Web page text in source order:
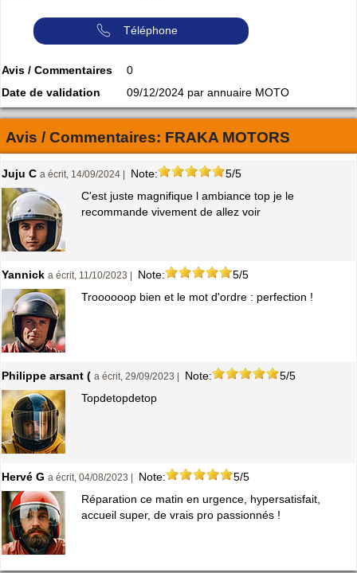
Téléphone
Avis / Commentaires
0
Date de validation
09/12/2024 par annuaire MOTO
Avis / Commentaires: FRAKA MOTORS
Juju C a écrit, 14/09/2024 | Note:
5/5
C'est juste magnifique l ambiance top je le
recommande vivement de allez voir
Yannick a écrit, 11/10/2023 | Note:
5/5
Troooooop bien et le mot d'ordre : perfection !
Philippe arsant ( a écrit, 29/09/2023 | Note:
5/5
Topdetopdetop
Hervé G a écrit, 04/08/2023 | Note:
5/5
Réparation ce matin en urgence, hypersatisfait,
accueil super, de vrais pro passionnés !